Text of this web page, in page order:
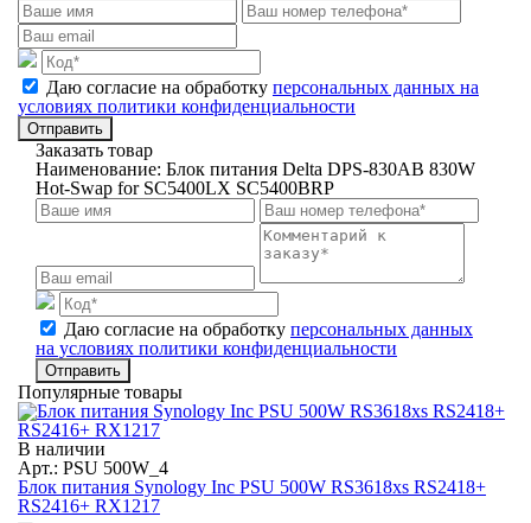
Даю согласие на обработку персональных данных на
условиях политики конфиденциальности
Отправить
Заказать товар
Наименование: Блок питания Delta DPS-830AB 830W
Hot-Swap for SC5400LX SC5400BRP
Даю согласие на обработку персональных данных
на условиях политики конфиденциальности
Отправить
Популярные товары
В наличии
Арт.: PSU 500W_4
Блок питания Synology Inc PSU 500W RS3618xs RS2418+
RS2416+ RX1217